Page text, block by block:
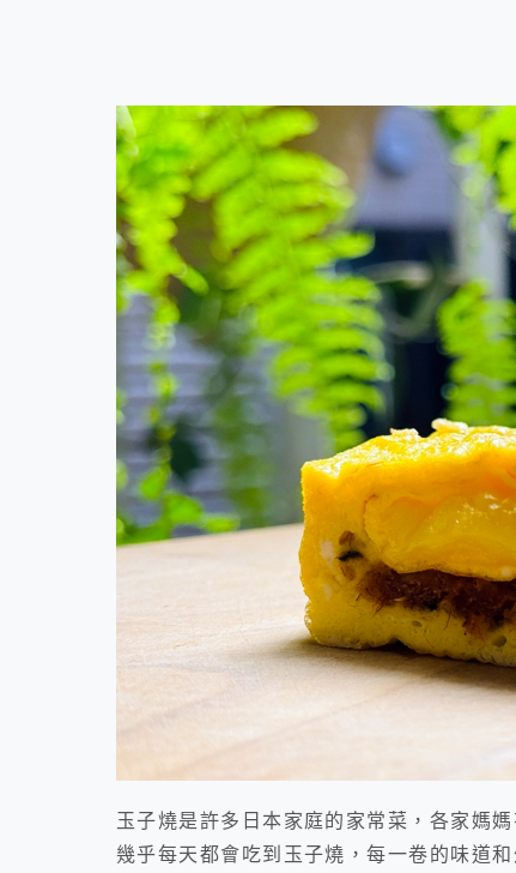
玉子燒是許多日本家庭的家常菜，各家媽
幾乎每天都會吃到玉子燒，每一卷的味道